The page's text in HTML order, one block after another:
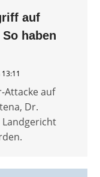
auf
haben
Attacke auf
Dr.